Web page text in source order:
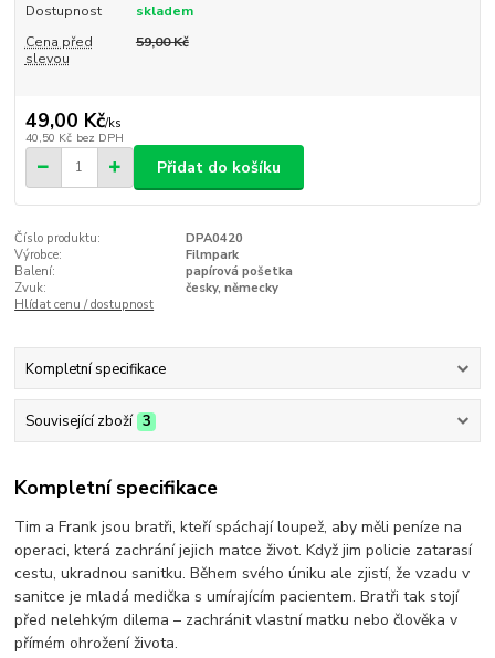
Dostupnost
skladem
Cena před
slevou
59,00 Kč
49,00 Kč/ks
40,50 Kč bez DPH
Přidat do košíku
Číslo produktu:
DPA0420
Výrobce:
Filmpark
Balení:
papírová pošetka
Zvuk:
česky, německy
Hlídat cenu / dostupnost
Kompletní specifikace
Související zboží 3
Kompletní specifikace
Tim a Frank jsou bratři, kteří spáchají loupež, aby měli peníze na
operaci, která zachrání jejich matce život. Když jim policie zatarasí
cestu, ukradnou sanitku. Během svého úniku ale zjistí, že vzadu v
sanitce je mladá medička s umírajícím pacientem. Bratři tak stojí
před nelehkým dilema – zachránit vlastní matku nebo člověka v
přímém ohrožení života.